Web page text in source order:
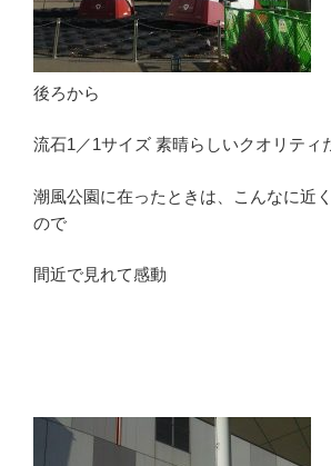
後ろから
流石1／1サイズ 素晴らしいクオリティ
潮風公園に在ったときは、こんなに近
ので
間近で見れて感動